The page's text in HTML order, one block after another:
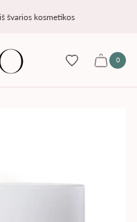
švarios kosmetikos
Krepšelis
Prekių
skaičius
0